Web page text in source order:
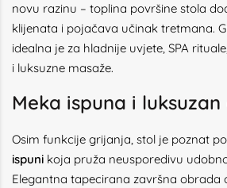
novu razinu – toplina površine stola
klijenata i pojačava učinak tretmana.
idealna je za hladnije uvjete, SPA
i luksuzne masaže.
Meka ispuna i luksuzan
Osim funkcije grijanja, stol je poznat po
ispuni koja pruža neusporedivu
Elegantna tapecirana završna obrada